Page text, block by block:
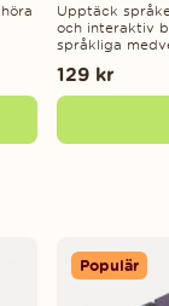
Upptäck
och interaktiv
språkliga
129 kr
Populär